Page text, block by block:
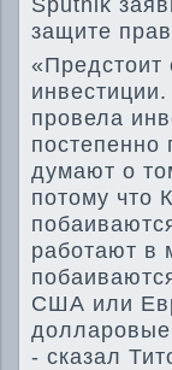
защите
провела
постепенно
думают о
потοму чтο
работают в
США или
- сказал